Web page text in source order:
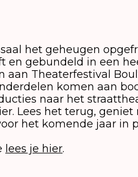
het geheugen
en gebundeld in een
aan Theaterfestival
komen aan
naar het
Lees het terug,
het komende jaar in
lees je hier.